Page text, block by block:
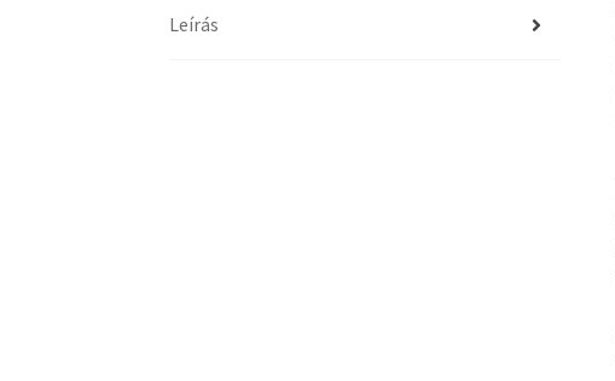
Leírás